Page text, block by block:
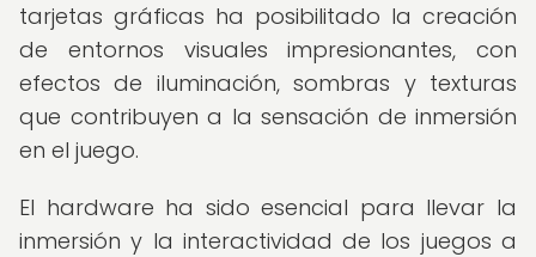
tarjetas gráficas ha posibilitado la creación
de entornos visuales impresionantes, con
efectos de iluminación, sombras y texturas
que contribuyen a la sensación de inmersión
en el juego.
El hardware ha sido esencial para llevar la
inmersión y la interactividad de los juegos a